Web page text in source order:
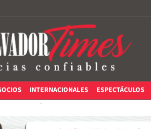
INTERNACIONALES ESPECTÁCULOS